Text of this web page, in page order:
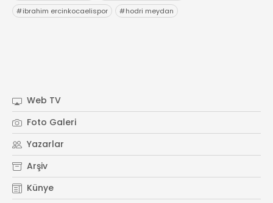
#ibrahim ercinkocaelispor #hodri meydan
Web TV
Foto Galeri
Yazarlar
Arşiv
Künye